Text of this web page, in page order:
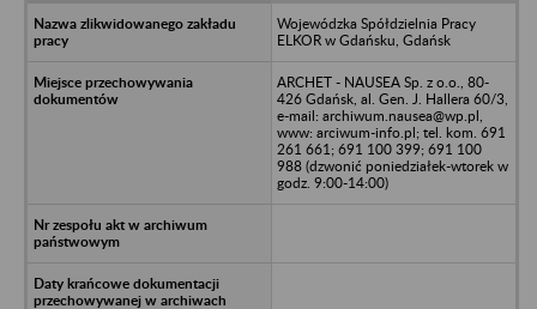
Wojewódzka Spółdzielnia Pracy
ELKOR w Gdańsku, Gdańsk
ARCHET - NAUSEA Sp. z o.o., 80-
426 Gdańsk, al. Gen. J. Hallera 60/3,
e-mail: archiwum.nausea@wp.pl,
www: arciwum-info.pl; tel. kom. 691
261 661; 691 100 399; 691 100
988 (dzwonić poniedziałek-wtorek w
godz. 9:00-14:00)